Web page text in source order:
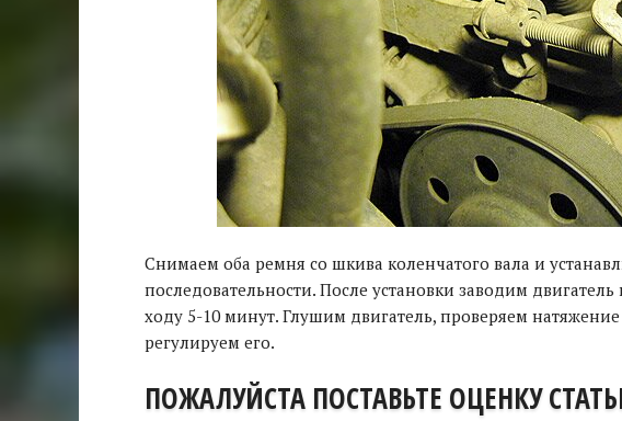
Снимаем оба ремня со шкива коленчатого вала и
последовательности. После установки заводим
ходу 5-10 минут. Глушим двигатель, проверяем
регулируем его.
ПОЖАЛУЙСТА ПОСТАВЬТЕ ОЦЕНКУ